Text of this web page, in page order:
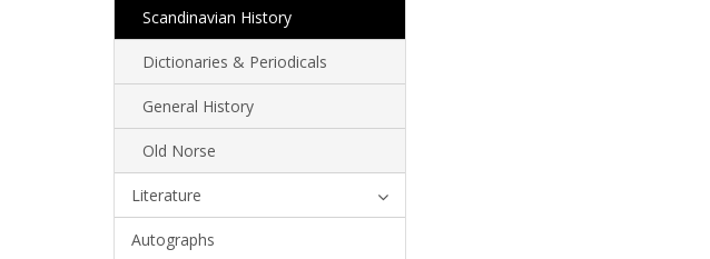
Scandinavian History
Dictionaries & Periodicals
General History
Old Norse
Literature
Autographs